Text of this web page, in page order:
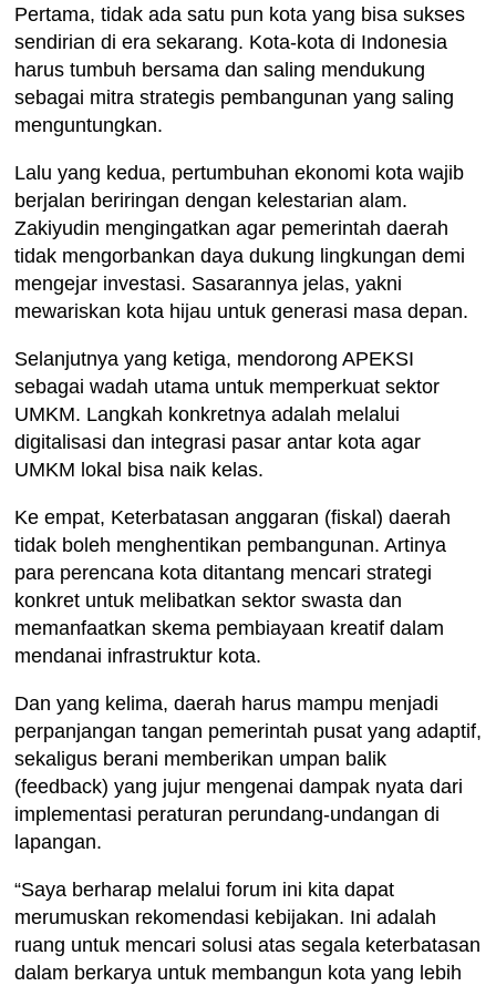
Pertama, tidak ada satu pun kota yang bisa sukses
sendirian di era sekarang. Kota-kota di Indonesia
harus tumbuh bersama dan saling mendukung
sebagai mitra strategis pembangunan yang saling
menguntungkan.
Lalu yang kedua, pertumbuhan ekonomi kota wajib
berjalan beriringan dengan kelestarian alam.
Zakiyudin mengingatkan agar pemerintah daerah
tidak mengorbankan daya dukung lingkungan demi
mengejar investasi. Sasarannya jelas, yakni
mewariskan kota hijau untuk generasi masa depan.
Selanjutnya yang ketiga, mendorong APEKSI
sebagai wadah utama untuk memperkuat sektor
UMKM. Langkah konkretnya adalah melalui
digitalisasi dan integrasi pasar antar kota agar
UMKM lokal bisa naik kelas.
Ke empat, Keterbatasan anggaran (fiskal) daerah
tidak boleh menghentikan pembangunan. Artinya
para perencana kota ditantang mencari strategi
konkret untuk melibatkan sektor swasta dan
memanfaatkan skema pembiayaan kreatif dalam
mendanai infrastruktur kota.
Dan yang kelima, daerah harus mampu menjadi
perpanjangan tangan pemerintah pusat yang adaptif,
sekaligus berani memberikan umpan balik
(feedback) yang jujur mengenai dampak nyata dari
implementasi peraturan perundang-undangan di
lapangan.
“Saya berharap melalui forum ini kita dapat
merumuskan rekomendasi kebijakan. Ini adalah
ruang untuk mencari solusi atas segala keterbatasan
dalam berkarya untuk membangun kota yang lebih